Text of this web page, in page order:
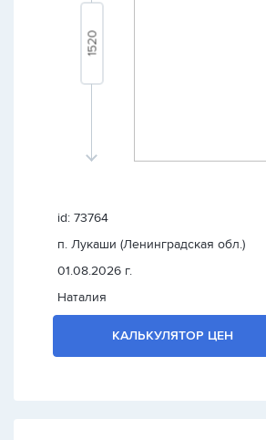
id: 73764
п. Лукаши (Ленинградская обл.)
01.08.2026 г.
Наталия
КАЛЬКУЛЯТОР ЦЕН